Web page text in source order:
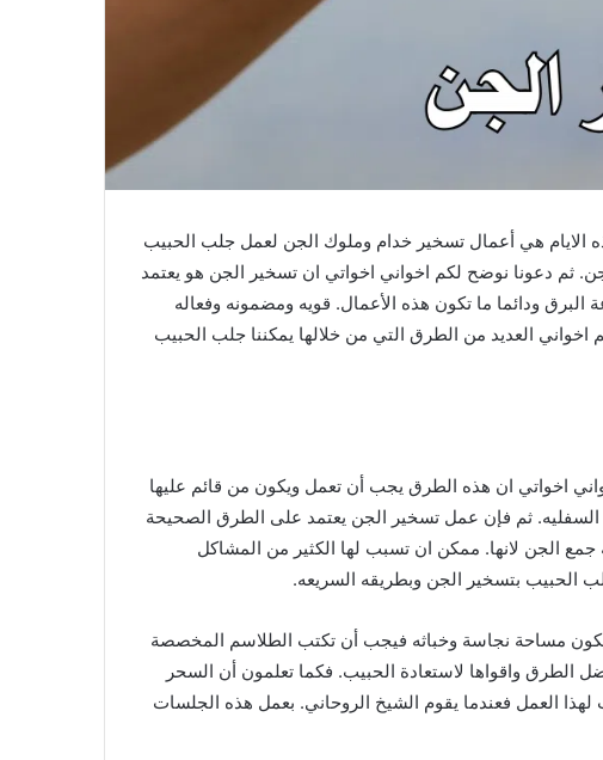
هي أعمال تسخير خدام وملوك الجن لعمل جلب الحبيب
ثم دعونا نوضح لكم اخواني اخواتي ان تسخير الجن هو يعتمد
ودائما ما تكون هذه الأعمال. قويه ومضمونه وفعاله
اخواني العديد من الطرق التي من خلالها يمكننا جلب الحبيب
اخواتي ان هذه الطرق يجب أن تعمل ويكون من قائم عليها
ثم فإن عمل تسخير الجن يعتمد على الطرق الصحيحة
الجن لانها. ممكن ان تسبب لها الكثير من المشاكل
بتسخير الجن وبطريقه السريعه.
مساحة نجاسة وخباثه فيجب أن تكتب الطلاسم المخصصة
الطرق واقواها لاستعادة الحبيب. فكما تعلمون أن السحر
العمل فعندما يقوم الشيخ الروحاني. بعمل هذه الجلسات